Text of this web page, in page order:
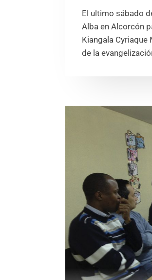
El ultimo sábado
Alba en Alcorcón
Kiangala
de la